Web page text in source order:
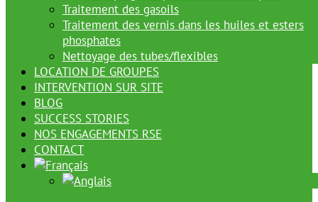
Traitement des gasoils
Traitement des vernis dans les huiles et esters
phosphates
Nettoyage des tubes/flexibles
LOCATION DE GROUPES
INTERVENTION SUR SITE
BLOG
SUCCESS STORIES
NOS ENGAGEMENTS RSE
CONTACT